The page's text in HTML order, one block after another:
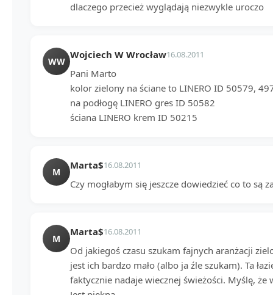
dlaczego przecież wyglądają niezwykle uroczo
WW
Wojciech W Wrocław16.08.2011
Pani Marto
kolor zielony na ściane to LINERO ID 50579,
na podłogę LINERO gres ID 50582
ściana LINERO krem ID 50215
M
Marta$16.08.2011
Czy mogłabym się jeszcze dowiedzieć co to są
M
Marta$16.08.2011
Od jakiegoś czasu szukam fajnych aranżacji
jest ich bardzo mało (albo ja źle szukam). Ta
faktycznie nadaje wiecznej świeżości. Myślę, że